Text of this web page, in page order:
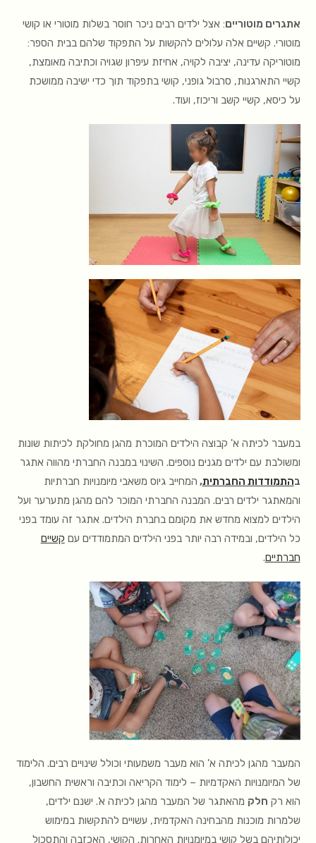
אתגרים מוטוריים: אצל ילדים רבים ניכר חוסר בשלות מוטורי או קושי
מוטורי. קשיים אלה עלולים להקשות על התפקוד שלהם בבית הספר:
מוטוריקה עדינה, יציבה לקויה, אחיזת עיפרון שגויה וכתיבה מאומצת,
קשיי התארגנות, סרבול גופני, קושי בתפקוד תוך כדי ישיבה ממושכת
על כיסא, קשיי קשב וריכוז, ועוד.
במעבר לכיתה א' קבוצה הילדים המוכרת מהגן מחולקת לכיתות שונות
ומשולבת עם ילדים מגנים נוספים. השינוי במבנה החברתי מהווה אתגר
בהתמודדות החברתית, המחייב גיוס משאבי מיומנויות חברתיות
והמאתגר ילדים רבים. המבנה החברתי המוכר להם מהגן מתערער ועל
הילדים למצוא מחדש את מקומם בחברת הילדים. אתגר זה עומד בפני
כל הילדים, ובמידה רבה יותר בפני הילדים המתמודדים עם קשיים
חברתיים.
המעבר מהגן לכיתה א' הוא מעבר משמעותי וכולל שינויים רבים. הלימוד
של המיומנויות האקדמיות – לימוד הקריאה וכתיבה וראשית החשבון,
הוא רק חלק מהאתגר של המעבר מהגן לכיתה א'. ישנם ילדים,
שלמרות מוכנות מהבחינה האקדמית, עשויים להתקשות במימוש
יכולותיהם בשל קושי במיומנויות האחרות. הקושי, האכזבה והתסכול